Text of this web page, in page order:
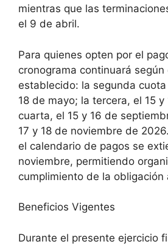
mientras que las
el 9 de abril.
Para quienes opten por el
cronograma continuará
establecido: la segunda
18 de mayo; la tercera, el 15 y
cuarta, el 15 y 16 de
17 y 18 de noviembre de
el calendario de pagos se
noviembre, permitiendo
cumplimiento de la obligación
Beneficios Vigentes
Durante el presente ejercicio